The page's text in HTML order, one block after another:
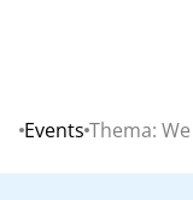
Home
Events Thema: